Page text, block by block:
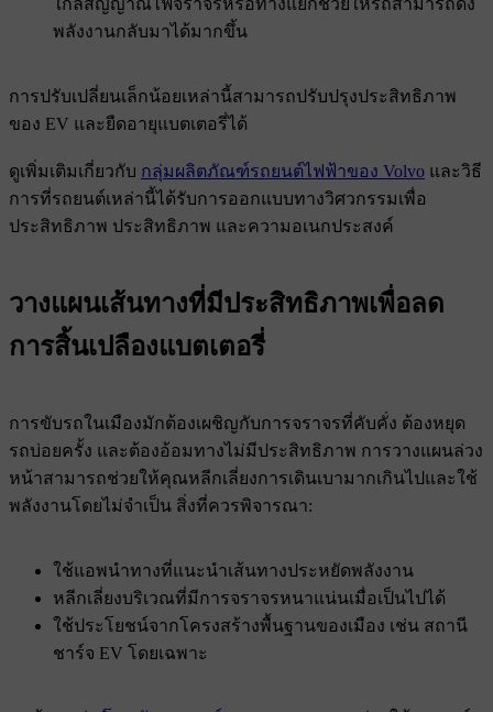
ใกล้สัญญาณไฟจราจรหรือทางแยกช่วยให้รถสามารถดึง
พลังงานกลับมาได้มากขึ้น
การปรับเปลี่ยนเล็กน้อยเหล่านี้สามารถปรับปรุงประสิทธิภาพ
ของ EV และยืดอายุแบตเตอรี่ได้
ดูเพิ่มเติมเกี่ยวกับ กลุ่มผลิตภัณฑ์รถยนต์ไฟฟ้าของ Volvo และวิธี
การที่รถยนต์เหล่านี้ได้รับการออกแบบทางวิศวกรรมเพื่อ
ประสิทธิภาพ ประสิทธิภาพ และความอเนกประสงค์
วางแผนเส้นทางที่มีประสิทธิภาพเพื่อลด
การสิ้นเปลืองแบตเตอรี่
การขับรถในเมืองมักต้องเผชิญกับการจราจรที่คับคั่ง ต้องหยุด
รถบ่อยครั้ง และต้องอ้อมทางไม่มีประสิทธิภาพ การวางแผนล่วง
หน้าสามารถช่วยให้คุณหลีกเลี่ยงการเดินเบามากเกินไปและใช้
พลังงานโดยไม่จําเป็น สิ่งที่ควรพิจารณา:
ใช้แอพนําทางที่แนะนําเส้นทางประหยัดพลังงาน
หลีกเลี่ยงบริเวณที่มีการจราจรหนาแน่นเมื่อเป็นไปได้
ใช้ประโยชน์จากโครงสร้างพื้นฐานของเมือง เช่น สถานี
ชาร์จ EV โดยเฉพาะ